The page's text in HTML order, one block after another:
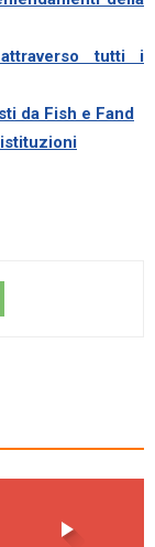
tutti i
da Fish e Fand